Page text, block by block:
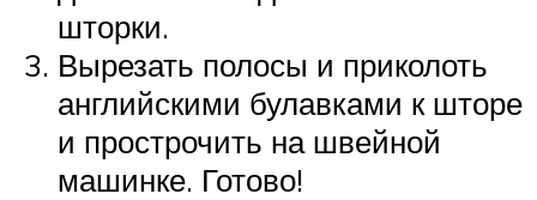
шторки.
Вырезать полосы и приколоть
английскими булавками к шторе
и прострочить на швейной
машинке. Готово!